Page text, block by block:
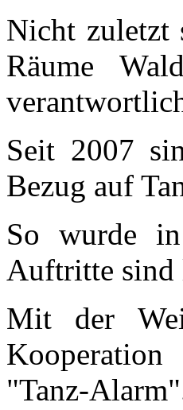
Nicht zuletzt
Räume
Seit 2007
Bezug auf
So wurde
Auftritte sind
Mit der
"Tanz-